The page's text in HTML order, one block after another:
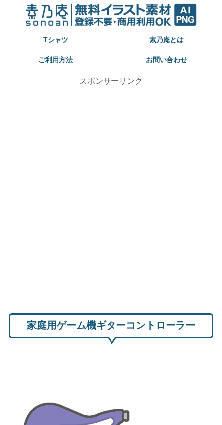
Tシャツ 素乃庵とは
ご利用方法 お問い合わせ
スポンサーリンク
家庭用ゲーム機ギターコントローラー